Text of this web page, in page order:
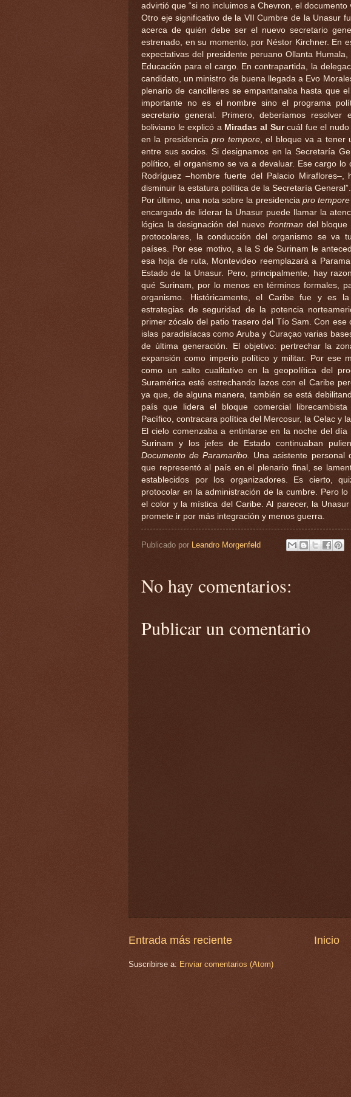
advirtió que “si no incluimos a Chevron, el documento
Otro eje significativo de la VII Cumbre de la Unasur
acerca de quién debe ser el nuevo secretario
estrenado, en su momento, por Néstor Kirchner. En
expectativas del presidente peruano Ollanta
Educación para el cargo. En contrapartida, la
candidato, un ministro de buena llegada a Evo
plenario de cancilleres se empantanaba hasta que
importante no es el nombre sino el programa
secretario general. Primero, deberíamos resolver
boliviano le explicó a Miradas al Surcuál fue el nudo
en la presidencia pro tempore, el bloque va a tener
entre sus socios. Si designamos en la Secretaría
político, el organismo se va a devaluar. Ese cargo lo
Rodríguez –hombre fuerte del Palacio
disminuir la estatura política de la Secretaría General”.
Por último, una nota sobre la presidencia pro tempore
encargado de liderar la Unasur puede llamar la
lógica la designación del nuevo frontman del bloque
protocolares, la conducción del organismo se va
países. Por ese motivo, a la S de Surinam le
esa hoja de ruta, Montevideo reemplazará a
Estado de la Unasur. Pero, principalmente, hay
qué Surinam, por lo menos en términos formales,
organismo. Históricamente, el Caribe fue y es
estrategias de seguridad de la potencia
primer zócalo del patio trasero del Tío Sam. Con ese
islas paradisíacas como Aruba y Curaçao varias
de última generación. El objetivo: pertrechar la
expansión como imperio político y militar. Por ese
como un salto cualitativo en la geopolítica del
Suramérica esté estrechando lazos con el Caribe
ya que, de alguna manera, también se está
país que lidera el bloque comercial librecambista
Pacífico, contracara política del Mercosur, la Celac y
El cielo comenzaba a entintarse en la noche del
Surinam y los jefes de Estado continuaban
Documento de Paramaribo.
Una asistente personal
que representó al país en el plenario final, se
establecidos por los organizadores. Es cierto,
protocolar en la administración de la cumbre. Pero
el color y la mística del Caribe. Al parecer, la
promete ir por más integración y menos guerra.
Publicado por Leandro Morgenfeld
No hay comentarios:
Publicar un comentario
Entrada más reciente Inicio
Suscribirse a: Enviar comentarios (Atom)